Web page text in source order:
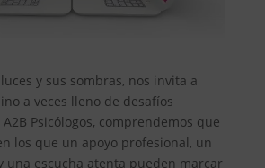
y sus sombras, nos invita a
a veces lleno de desafíos
Psicólogos, comprendemos que
los que un apoyo profesional, un
una escucha atenta pueden marcar